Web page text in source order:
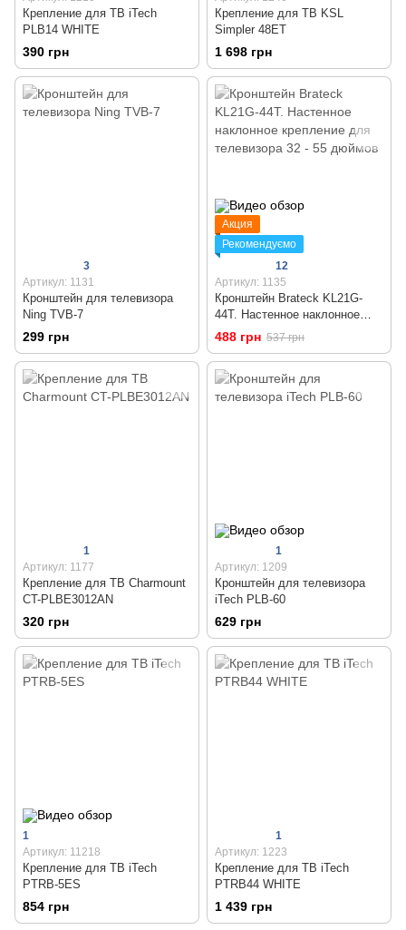
Крепление для ТВ iTech
PLB14 WHITE
390 грн
Крепление для ТВ KSL
Simpler 48ET
1 698 грн
3
Артикул: 1131
Кронштейн для телевизора
Ning TVB-7
299 грн
Акция
Рекомендуємо
12
Артикул: 1135
Кронштейн Brateck KL21G-
44T. Настенное наклонное
крепление для телевизора 32
- 55 дюймов
488 грн 537 грн
1
Артикул: 1177
Крепление для ТВ Charmount
CT-PLBE3012AN
320 грн
1
Артикул: 1209
Кронштейн для телевизора
iTech PLB-60
629 грн
1
Артикул: 11218
Крепление для ТВ iTech
PTRB-5ES
854 грн
1
Артикул: 1223
Крепление для ТВ iTech
PTRB44 WHITE
1 439 грн